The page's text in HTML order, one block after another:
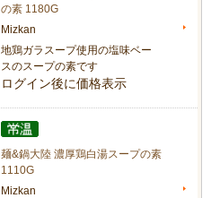
の素 1180G
Mizkan
地鶏ガラスープ使用の塩味ベー
スのスープの素です
ログイン後に価格表示
麺&鍋大陸 濃厚鶏白湯スープの素
1110G
Mizkan